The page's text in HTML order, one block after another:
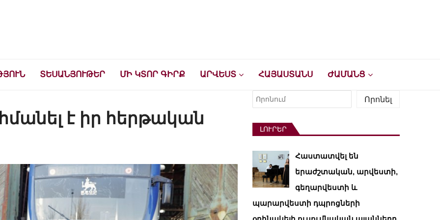
ՏԵՍԱՆՅՈՒԹԵՐ ՄԻ ԿՏՈՐ ԳԻՐՔ ԱՐՎԵՍՏ ՀԱՅԱՍՏԱՆՍ ԺԱՄԱՆՑ
է իր հերթական
Որոնել
Որոնել
ԼՈՒՐԵՐ
Հաստատվել են
երաժշտական, արվեստի,
գեղարվեստի և
պարարվեստի դպրոցների